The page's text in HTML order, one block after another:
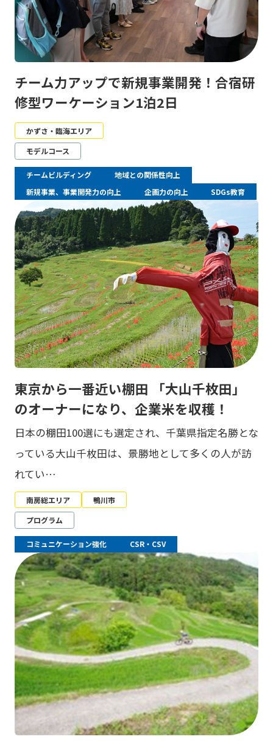
チーム力アップで新規事業開発！合宿研
修型ワーケーション1泊2日
かずさ・臨海エリア
モデルコース
チームビルディング
地域との関係性向上
新規事業、事業開発力の向上
企画力の向上 SDGs教育
東京から一番近い棚田 「大山千枚田」
のオーナーになり、企業米を収穫！
日本の棚田100選にも選定され、千葉県指定名勝とな
っている大山千枚田は、景勝地として多くの人が訪
れてい…
南房総エリア
鴨川市
プログラム
コミュニケーション強化 CSR・CSV